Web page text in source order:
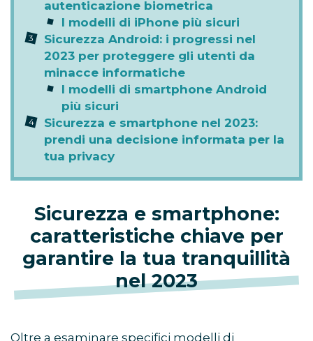
autenticazione biometrica
I modelli di iPhone più sicuri
Sicurezza Android: i progressi nel
2023 per proteggere gli utenti da
minacce informatiche
I modelli di smartphone Android
più sicuri
Sicurezza e smartphone nel 2023:
prendi una decisione informata per la
tua privacy
Sicurezza e smartphone:
caratteristiche chiave per
garantire la tua tranquillità
nel 2023
Oltre a esaminare specifici modelli di